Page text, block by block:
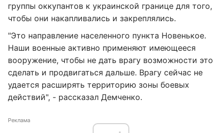
группы оккупантов к украинской границе для того,
чтобы они накапливались и закреплялись.
"Это направление населенного пункта Новенькое.
Наши военные активно применяют имеющееся
вооружение, чтобы не дать врагу возможности это
сделать и продвигаться дальше. Врагу сейчас не
удается расширять территорию зоны боевых
действий", - рассказал Демченко.
Реклама